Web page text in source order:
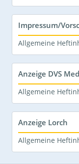
Impressum/
Allgemeine
Anzeige DVS
Allgemeine
Anzeige Lorch
Allgemeine